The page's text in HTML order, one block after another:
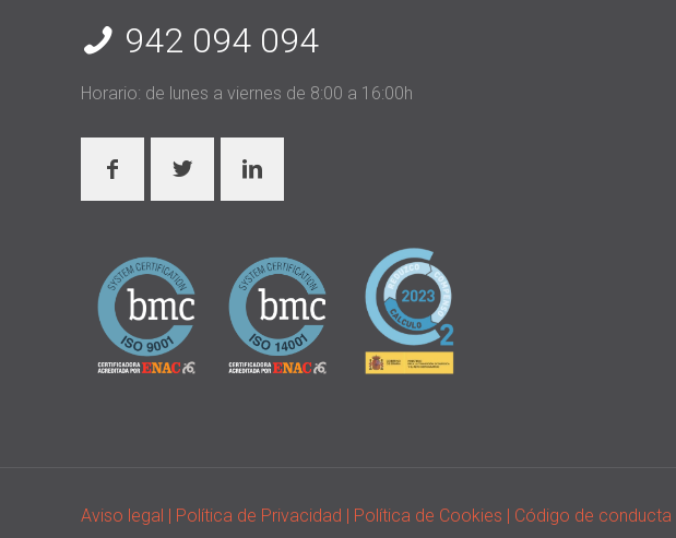
942 094 094
Horario: de lunes a viernes de 8:00 a 16:00h
Aviso legal | Política de Privacidad | Política de Cookies | Código de conducta